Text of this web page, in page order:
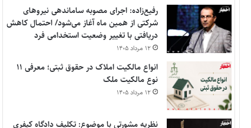
رفیع‌زاده: اجرای مصوبه ساماندهی نیروهای
شرکتی از همین ماه آغاز می‌شود/ احتمال کاهش
دریافتی با تغییر وضعیت استخدامی فرد
۱۲ مرداد ۱۴۰۵
انواع مالکیت املاک در حقوق ثبتی؛ معرفی ۱۱
نوع مالکیت ملک
۱۲ مرداد ۱۴۰۵
نظریه مشورتی با موضوع: تکلیف دادگاه کیفری